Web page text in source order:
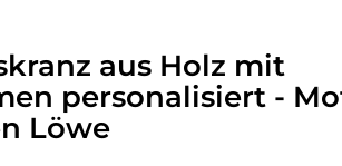
aus Holz mit
personalisiert -
Löwe